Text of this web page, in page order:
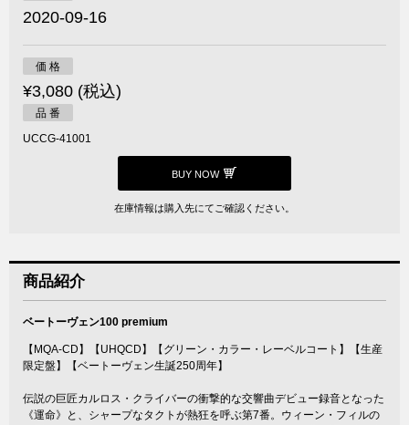
2020-09-16
価 格
¥3,080 (税込)
品 番
UCCG-41001
BUY NOW
在庫情報は購入先にてご確認ください。
商品紹介
ベートーヴェン100 premium
【MQA-CD】【UHQCD】【グリーン・カラー・レーベルコート】【生産
限定盤】【ベートーヴェン生誕250周年】
伝説の巨匠カルロス・クライバーの衝撃的な交響曲デビュー録音となった
《運命》と、シャープなタクトが熱狂を呼ぶ第7番。ウィーン・フィルの